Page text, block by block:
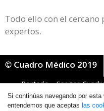
Todo ello con el
expertos.
© Cuadro Médico 2019
Portada»Sanitas
General»
Si continúas navegando por esta
entendemos que aceptas las